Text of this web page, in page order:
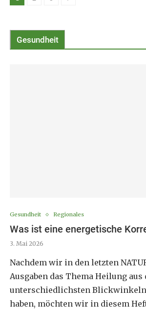
Gesundheit
Gesundheit Regionales
Was ist eine energetische
3. Mai 2026
Nachdem wir in den letzten
Ausgaben das Thema Heilung aus
unterschiedlichsten
haben, möchten wir in diesem